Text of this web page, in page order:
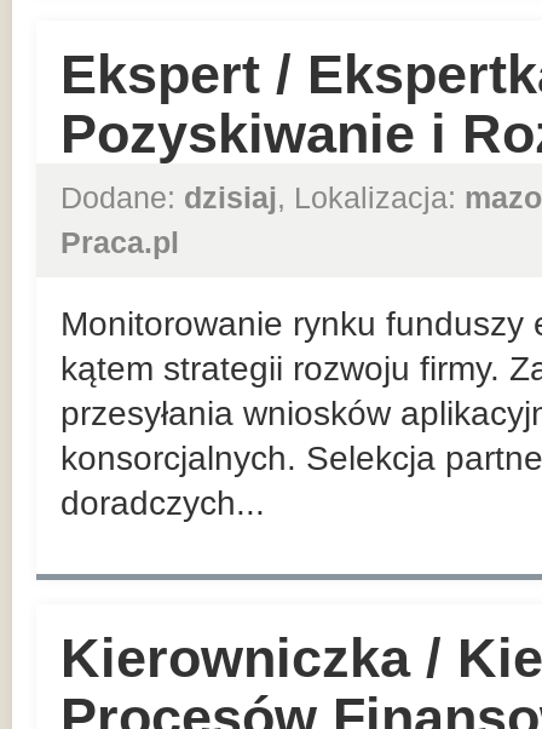
Ekspert /
Pozyskiwanie i
Dodane: dzisiaj, Lokalizacja:
Praca.pl
Monitorowanie rynku
kątem strategii rozwoju firmy.
przesyłania wniosków
konsorcjalnych. Selekcja
doradczych...
Kierowniczka /